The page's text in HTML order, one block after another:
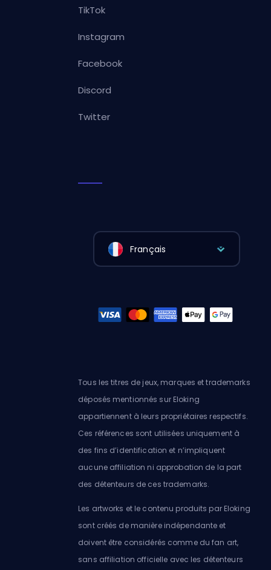
TikTok
Instagram
Facebook
Discord
Twitter
Français
Tous les titres de jeux, marques et trademarks
déposés mentionnés sur Eloking
appartiennent à leurs propriétaires respectifs.
Ces références sont utilisées uniquement à
des fins d’identification et n’impliquent
aucune affiliation ni approbation de la part
des détenteurs de ces trademarks.
Les artworks et le contenu produits par Eloking
sont créés de manière indépendante et
doivent être considérés comme du fan art,
sans affiliation officielle avec les détenteurs